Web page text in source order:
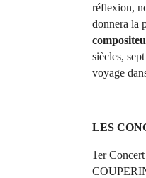
réflexion,
donnera la
siècles,
voyage
LES
1er